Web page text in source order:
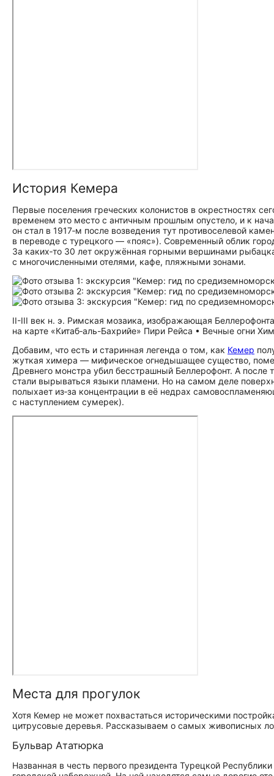
История Кемера
Первые поселения греческих колонистов в окрестностях
временем это место с античным прошлым опустело, и к
он стал в 1917‑м после возведения тут противоселевой
в переводе с турецкого — «пояс»). Современный облик
За каких‑то 30 лет окружённая горными вершинами
с многочисленными отелями, кафе, пляжными зонами.
II-III век н. э. Римская мозаика, изображающая
на карте «Китаб‑аль-Бахрийе» Пири Рейса • Вечные огни
Добавим, что есть и старинная легенда о том, как Кемер
жуткая химера — мифическое огнедышащее существо,
Древнего монстра убил бесстрашный Беллерофонт. А после
стали вырываться языки пламени. Но на самом деле
полыхает из‑за концентрации в её недрах
с наступлением сумерек).
Места для прогулок
Хотя Кемер не может похвастаться историческими
цитрусовые деревья. Рассказываем о самых живописных
Бульвар Ататюрка
Названная в честь первого президента Турецкой